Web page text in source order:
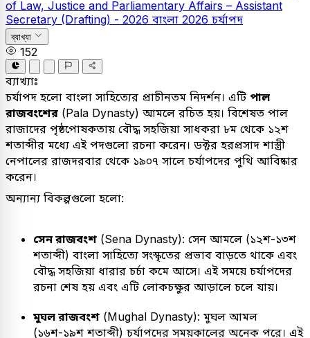
of Law, Justice and Parliamentary Affairs – Assistant
Secretary (Drafting) - 2026 বাংলা 2026 চর্যাপদ
ব্যাখ্যা
152
ব্যাখ্যাঃ
চর্যাপদ হলো বাংলা সাহিত্যের প্রাচীনতম নিদর্শন। এটি পাল
রাজবংশের (Pala Dynasty) আমলে রচিত হয়। বিশেষত পাল
রাজাদের পৃষ্ঠপোষকতায় বৌদ্ধ সহজিয়া সাধকরা ৮ম থেকে ১২শ
শতাব্দীর মধ্যে এই পদগুলো রচনা করেন। ডক্টর হরপ্রসাদ শাস্ত্রী
নেপালের রাজদরবার থেকে ১৯০৭ সালে চর্যাপদের পুথি আবিষ্কার
করেন।
অন্যান্য বিকল্পগুলো হলো:
সেন রাজবংশ (Sena Dynasty): সেন আমলে (১২শ-১৩শ
শতাব্দী) বাংলা সাহিত্যে সংস্কৃতের প্রভাব বাড়তে থাকে এবং
বৌদ্ধ সহজিয়া ধারার চর্চা কমে আসে। এই সময়ে চর্যাপদের
রচনা শেষ হয় এবং এটি লোকচক্ষুর আড়ালে চলে যায়।
মুঘল রাজবংশ (Mughal Dynasty): মুঘল আমল
(১৬শ-১৯শ শতাব্দী) চর্যাপদের সময়কালের অনেক পরে। এই